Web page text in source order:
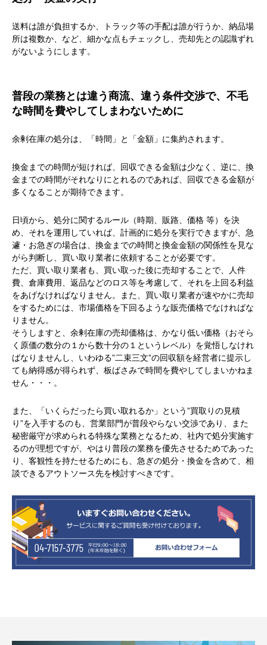
送料は誰が負担するか、トラック等の手配は誰が行うか、納品場
所は複数か、など、細かな点もチェックし、売却先との認識ずれ
がないようにします。
普段の業務とは違う商流、違う条件交渉で、不毛
な時間を費やしてしまわないために
余剰在庫の処分は、「時間」と「金額」に集約されます。
換金までの時間が短ければ、回収できる金額は少なく、逆に、換
金までの時間がそれなりにとれるのであれば、回収できる金額が
多くなることが期待できます。
日頃から、処分に関するルール（時期、販路、価格 等）を決
め、それを運用していれば、計画的に処分を実行できますが、急
遽・お急ぎの場合は、換金までの時間と換金金額の関係性を見な
がら判断し、買い取り業者に依頼することが必要です。
ただ、買い取り業者も、買い取った後に売却することで、人件
費、倉庫費用、返品などのロス等を考慮して、それを上回る利益
をあげなければなりません。また、買い取り業者が速やかに売却
をするためには、市場価格を下回るような販売価格でなければな
りません。
そうしますと、余剰在庫の売却価格は、かなり低い価格（おそら
く原価の数分の１から数十分の１というレベル）を覚悟しなけれ
ばなりませんし、いわゆる”二束三文”の回収額を経営者に提示し
ても納得感が得られず、板ばさみで時間を費やしてしまいかねま
せん・・・。
また、「いくらだったら買い取れるか」という”買取りの見積
り”を入手するのも、営業部門が普段やらない交渉であり、また
秘密厳守が求められる特殊な業務となるため、社内で処分実施す
るのが理想ですが、やはり普段の業務を優先させるためであった
り、客観性を持たせるためにも、急ぎの処分・換金を含めて、相
談できるアウトソース先を検討すべきです。